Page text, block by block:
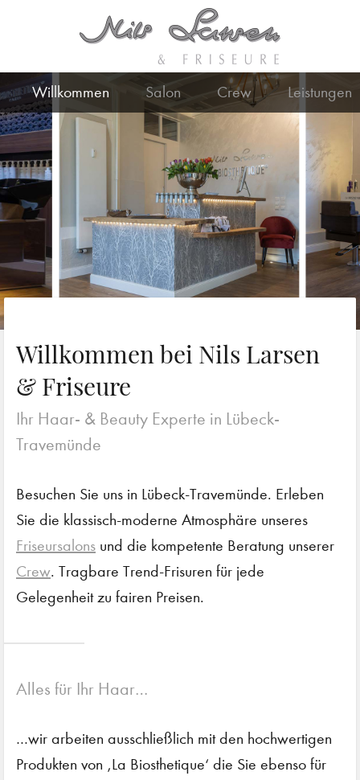
Willkommen Salon Crew Leistungen
Willkommen bei Nils Larsen
& Friseure
Ihr Haar- & Beauty Experte in Lübeck-
Travemünde
Besuchen Sie uns in Lübeck-Travemünde. Erleben
Sie die klassisch-moderne Atmosphäre unseres
Friseursalons und die kompetente Beratung unserer
Crew. Tragbare Trend-Frisuren für jede
Gelegenheit zu fairen Preisen.
Alles für Ihr Haar…
…wir arbeiten ausschließlich mit den hochwertigen
Produkten von ‚La Biosthetique‘ die Sie ebenso für